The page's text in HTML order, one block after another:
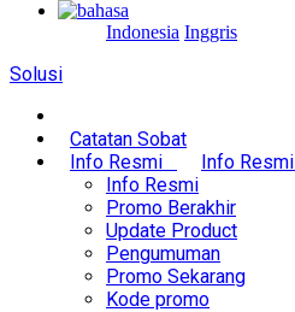
Indonesia Inggris
Solusi
Catatan Sobat
Info Resmi
Info Resmi
Info Resmi
Promo Berakhir
Update Product
Pengumuman
Promo Sekarang
Kode promo